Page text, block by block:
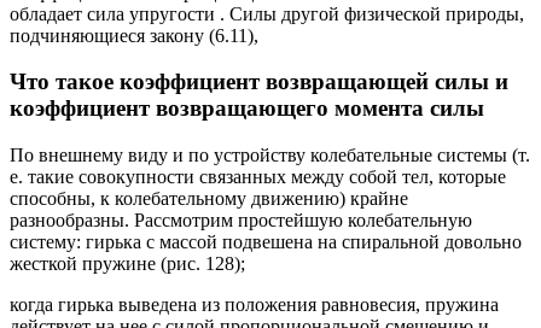
обладает сила упругости . Силы другой физической природы,
подчиняющиеся закону (6.11),
Что такое коэффициент возвращающей силы и
коэффициент возвращающего момента силы
По внешнему виду и по устройству колебательные системы (т.
е. такие совокупности связанных между собой тел, которые
способны, к колебательному движению) крайне
разнообразны. Рассмотрим простейшую колебательную
систему: гирька с массой подвешена на спиральной довольно
жесткой пружине (рис. 128);
когда гирька выведена из положения равновесия, пружина